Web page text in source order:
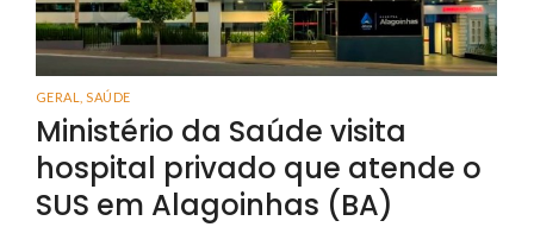
GERAL SAÚDE
Ministério da Saúde visita
hospital privado que atende o
SUS em Alagoinhas (BA)